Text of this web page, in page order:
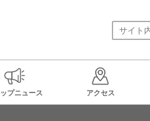
プニュース アクセス